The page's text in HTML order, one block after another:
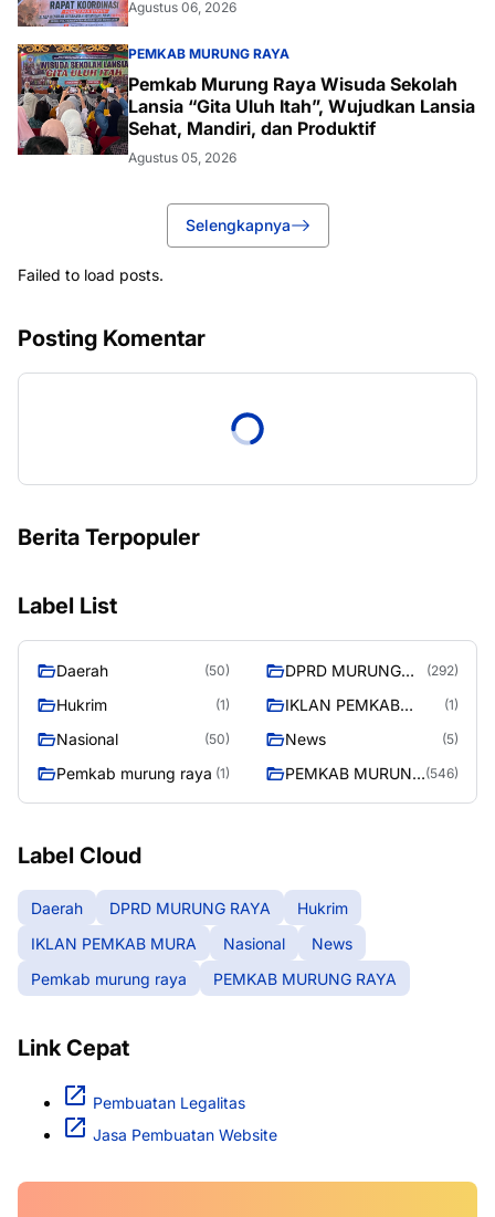
Agustus 06, 2026
PEMKAB MURUNG RAYA
Pemkab Murung Raya Wisuda Sekolah
Lansia “Gita Uluh Itah”, Wujudkan Lansia
Sehat, Mandiri, dan Produktif
Agustus 05, 2026
Selengkapnya
Failed to load posts.
Posting Komentar
Berita Terpopuler
Label List
Daerah (50)
DPRD MURUNG
(292)
Hukrim (1)
IKLAN PEMKAB
(1)
Nasional (50) News (5)
Pemkab murung raya (1)
PEMKAB MURUNG (546)
Label Cloud
Daerah DPRD MURUNG RAYA
Hukrim
IKLAN PEMKAB MURA
Nasional
News
Pemkab murung raya
PEMKAB MURUNG RAYA
Link Cepat
Pembuatan Legalitas
Jasa Pembuatan Website